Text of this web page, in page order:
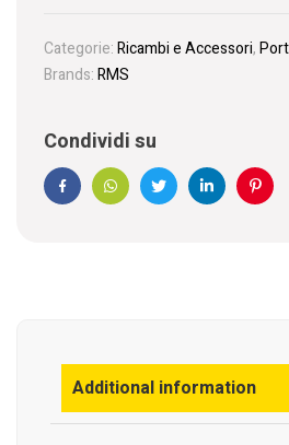
Categorie:Ricambi e Accessori,
Brands:RMS
Condividi su
FacebookWhatsAppTwitterLinkedin
Additional information